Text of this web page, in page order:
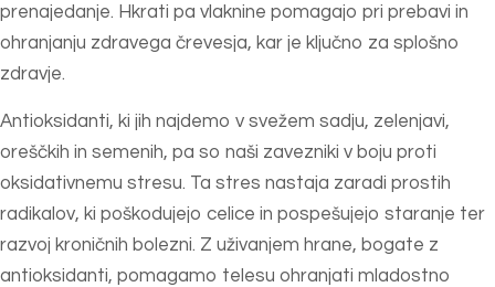
prenajedanje. Hkrati pa vlaknine pomagajo pri prebavi in
ohranjanju zdravega črevesja, kar je ključno za splošno
zdravje.
Antioksidanti, ki jih najdemo v svežem sadju, zelenjavi,
oreščkih in semenih, pa so naši zavezniki v boju proti
oksidativnemu stresu. Ta stres nastaja zaradi prostih
radikalov, ki poškodujejo celice in pospešujejo staranje ter
razvoj kroničnih bolezni. Z uživanjem hrane, bogate z
antioksidanti, pomagamo telesu ohranjati mladostno